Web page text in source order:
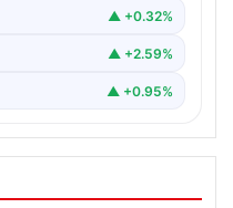
▲ +0.32%
▲ +2.59%
▲ +0.95%